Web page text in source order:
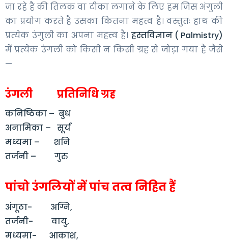
जा रहे है की तिलक वा टीका लगाने के लिए हम जिस अंगुली
का प्रयोग करते है उसका कितना महत्त्व है। वस्तुतः हाथ की
प्रत्येक उंगुली का अपना महत्त्व है। हस्तविज्ञान ( Palmistry)
में प्रत्येक उंगली को किसी न किसी ग्रह से जोड़ा गया है जैसे
—
उंगली प्रतिनिधि ग्रह
कनिष्ठिका – बुध
अनामिका – सूर्य
मध्यमा – शनि
तर्जनी – गुरु
पांचो उंगलियों में पांच तत्व निहित हैं
अंगूठा- अग्नि,
तर्जनी- वायु,
मध्यमा- आकाश,